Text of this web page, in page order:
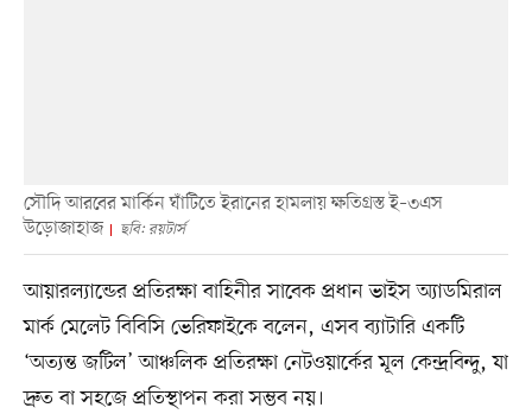
সৌদি আরবের মার্কিন ঘাঁটিতে ইরানের হামলায় ক্ষতিগ্রস্ত ই–৩এস
উড়োজাহাজ
ছবি: রয়টার্স
আয়ারল্যান্ডের প্রতিরক্ষা বাহিনীর সাবেক প্রধান ভাইস অ্যাডমিরাল
মার্ক মেলেট বিবিসি ভেরিফাইকে বলেন, এসব ব্যাটারি একটি
‘অত্যন্ত জটিল’ আঞ্চলিক প্রতিরক্ষা নেটওয়ার্কের মূল কেন্দ্রবিন্দু, যা
দ্রুত বা সহজে প্রতিস্থাপন করা সম্ভব নয়।